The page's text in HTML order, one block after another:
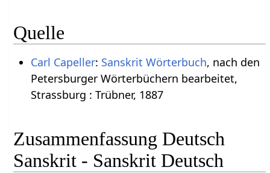
Quelle
Carl Capeller: Sanskrit Wörterbuch, nach den
Petersburger Wörterbüchern bearbeitet,
Strassburg : Trübner, 1887
Zusammenfassung Deutsch
Sanskrit - Sanskrit Deutsch